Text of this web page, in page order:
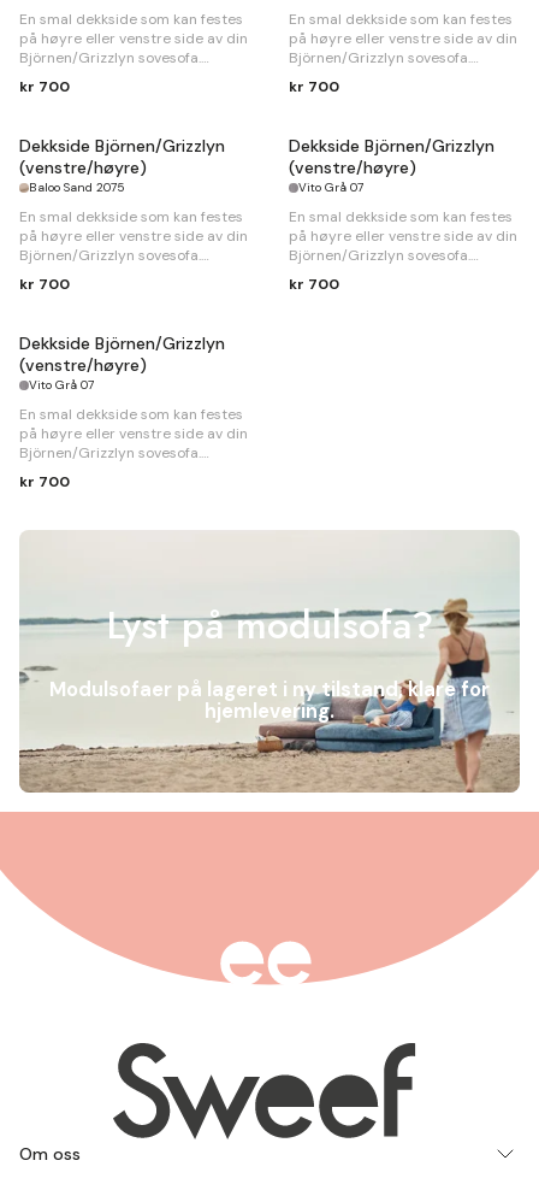
En smal dekkside som kan festes
på høyre eller venstre side av din
Björnen/Grizzlyn sovesofa.
B 120 x
kr 700
En smal dekkside som kan festes
på høyre eller venstre side av din
Björnen/Grizzlyn sovesofa.
B 120 x
kr 700
Dekkside Björnen/Grizzlyn
(venstre/høyre)
Baloo Sand 2075
En smal dekkside som kan festes
på høyre eller venstre side av din
Björnen/Grizzlyn sovesofa.
B 120 x
kr 700
Dekkside Björnen/Grizzlyn
(venstre/høyre)
Vito Grå 07
En smal dekkside som kan festes
på høyre eller venstre side av din
Björnen/Grizzlyn sovesofa.
B 120 x
kr 700
Dekkside Björnen/Grizzlyn
(venstre/høyre)
Vito Grå 07
En smal dekkside som kan festes
på høyre eller venstre side av din
Björnen/Grizzlyn sovesofa.
B 120 x
kr 700
Lyst på modulsofa?
Modulsofaer på lageret i ny tilstand, klare for
hjemlevering.
Om oss